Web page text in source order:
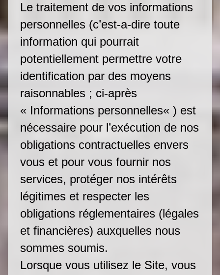
Le traitement de vos informations
personnelles (c’est-a-dire toute
information qui pourrait
potentiellement permettre votre
identification par des moyens
raisonnables ; ci-après
« Informations personnelles« ) est
nécessaire pour l’exécution de nos
obligations contractuelles envers
vous et pour vous fournir nos
services, protéger nos intérêts
légitimes et respecter les
obligations réglementaires (légales
et financières) auxquelles nous
sommes soumis.
Lorsque vous utilisez le Site, vous